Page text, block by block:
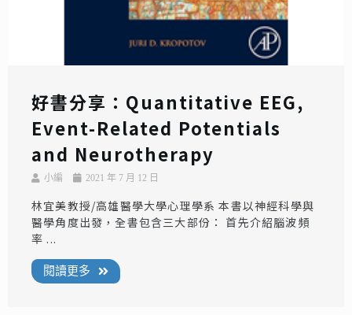
好書分享：Quantitative EEG,
Event-Related Potentials
and Neurotherapy
小編 2021 年 7 月 12 日
林宜美教授/高雄醫學大學心理學系 本書以神經科學與
醫學角度出發，全書包含三大部份： 首先介紹腦波頻
率 ...
閱讀更多